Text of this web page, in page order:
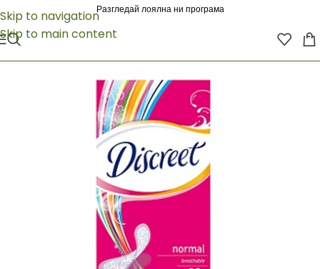
Skip to navigation
Skip to main content
Разгледай лоялна ни програма